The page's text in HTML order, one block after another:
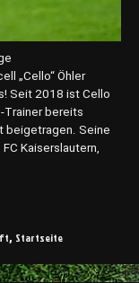
„Cello“ Öhler
Seit 2018 ist Cello
Trainer bereits
beigetragen. Seine
Kaiserslautern,
, Startseite